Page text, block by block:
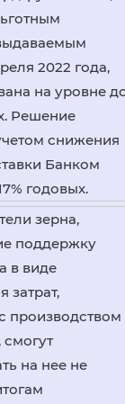
2022 года,
на уровне
Решение
снижения
Банком
годовых.
зерна,
поддержку
в виде
затрат,
производством
на нее не